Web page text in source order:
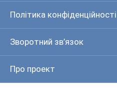
Політика конфіденційності
Зворотний зв’язок
Про проект